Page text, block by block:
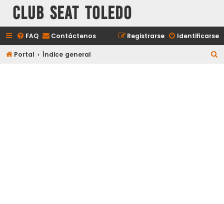
Club Seat Toledo
FAQ Contáctenos Identificarse
Registrarse
Portal Índice general